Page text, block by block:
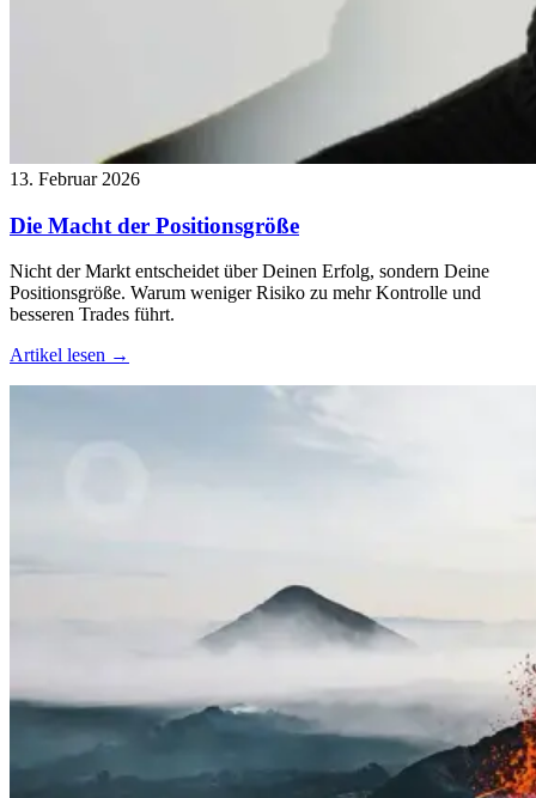
13. Februar 2026
Die Macht der Positionsgröße
Nicht der Markt entscheidet über Deinen Erfolg, sondern Deine
Positionsgröße. Warum weniger Risiko zu mehr Kontrolle und
besseren Trades führt.
Artikel lesen →